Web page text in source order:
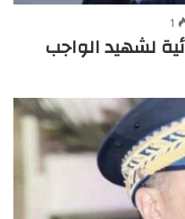
1
لشهيد الواجب